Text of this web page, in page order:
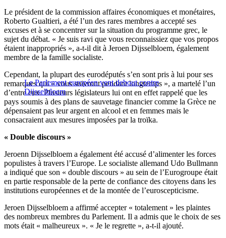
Le président de la commission affaires économiques et monétaires,
Roberto Gualtieri, a été l’un des rares membres a accepté ses
excuses et à se concentrer sur la situation du programme grec, le
sujet du débat. « Je suis ravi que vous reconnaissiez que vos propos
étaient inappropriés », a-t-il dit à Jeroen Dijsselbloem, également
membre de la famille socialiste.
Le Parlement européen vent debout contre
Dijsselbloem
Cependant, la plupart des eurodéputés s’en sont pris à lui pour ses
remarques qui « vous suivront pendant longtemps », a martelé l’un
d’entre eux. Plusieurs législateurs lui ont en effet rappelé que les
pays soumis à des plans de sauvetage financier comme la Grèce ne
dépensaient pas leur argent en alcool et en femmes mais le
consacraient aux mesures imposées par la troïka.
« Double discours »
Jeroenn Dijsselbloem a également été accusé d’alimenter les forces
populistes à travers l’Europe. Le socialiste allemand Udo Bullmann
a indiqué que son « double discours » au sein de l’Eurogroupe était
en partie responsable de la perte de confiance des citoyens dans les
institutions européennes et de la montée de l’euroscepticisme.
Jeroen Dijsselbloem a affirmé accepter « totalement » les plaintes
des nombreux membres du Parlement. Il a admis que le choix de ses
mots était « malheureux ». « Je le regrette », a-t-il ajouté.